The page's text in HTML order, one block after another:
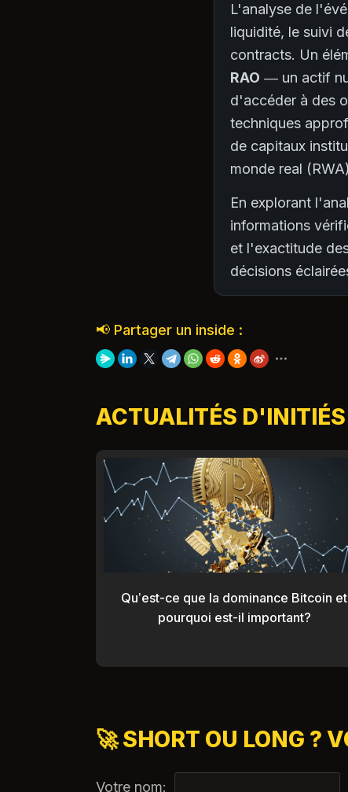
L'analyse de
liquidité, le suivi
contracts. Un
RAO — un actif
d'accéder à des
techniques
de capitaux
monde real
En explorant
informations
et l'exactitude
décisions
📢 Partager un inside :
ACTUALITÉS D'INITIÉS
Qu’est-ce que la dominance Bitcoin et
pourquoi est-il important?
🚀 SHORT OU LONG ?
Votre nom: